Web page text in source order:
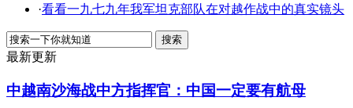
·看看一九七九年我军坦克部队在对越作战中的真实镜头
最新更新
中越南沙海战中方指挥官：中国一定要有航母